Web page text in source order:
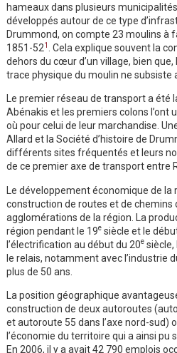
hameaux dans plusieurs
développés autour de ce type
Drummond, on compte 23 moulins à
1851-521
. Cela explique souvent la
dehors du cœur d’un village, bien
trace physique du moulin ne subsiste
Le premier réseau de transport a été
Abénakis et les premiers colons l’ont
où pour celui de leur marchandise.
Allard et la Société d’histoire de
différents sites fréquentés et leurs
de ce premier axe de transport entre
Le développement économique de la
construction de routes et de chemins
agglomérations de la région. La
région pendant le 19esiècle et le
l’électrification au début du 20esiècle,
le relais, notamment avec l’industrie
plus de 50 ans.
La position géographique
construction de deux autoroutes
et autoroute 55 dans l’axe nord-sud)
l’économie du territoire qui a ainsi pu
En 2006, il y a avait 42 790 emplois